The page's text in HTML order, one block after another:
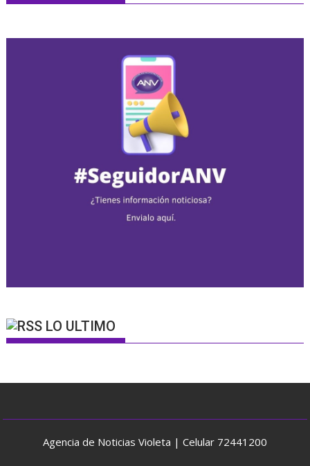
LO ULTIMO
Agencia de Noticias Violeta | Celular 72441200